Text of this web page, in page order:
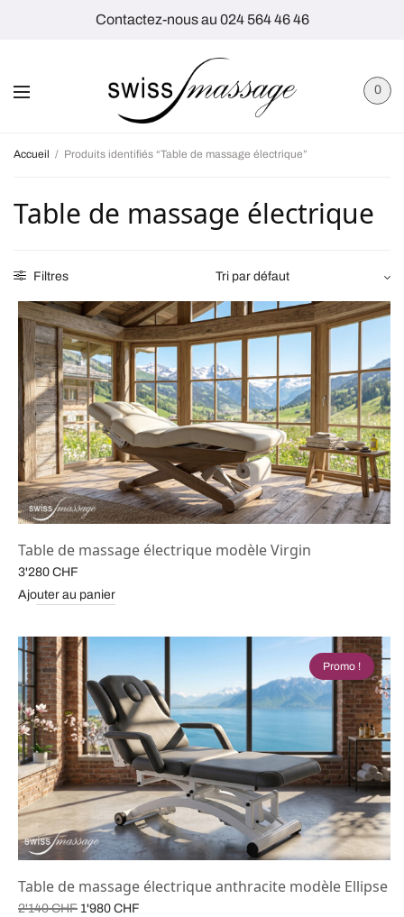
Contactez-nous au 024 564 46 46
0
Accueil / Produits identifiés “Table de massage électrique”
Table de massage électrique
Filtres
Table de massage électrique modèle Virgin
3'280 CHF
Ajouter au panier
Promo !
Table de massage électrique anthracite modèle Ellipse
2'140CHF Le prix
1'980 CHF